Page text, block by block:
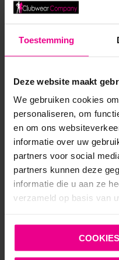
Toestemming
Deze website maakt
We gebruiken cookies
personaliseren, om
en om ons
informatie over uw
partners voor social
partners kunnen deze
informatie die u aan ze
verzameld op basis van
ANDERE
NIEUW!